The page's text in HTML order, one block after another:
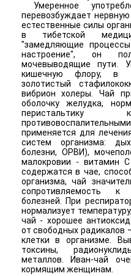
Умеренное
перевозбуждает
естественные силы
в тибетской
"замедляющие
настроение", он
мочевыводящие пути.
кишечную флору, в
золотистый
вибрион холеры. Чай
оболочку желудка,
перистальтику
применяется для
систем организма:
болезни, ОРВИ),
малокровии - витамин
содержатся в чае,
организма, чай
сопротивляемость к
болезней. При
нормализует
чай - хорошее
от свободных радикалов
клетки в организме.
токсины,
металлов. Иван-чай
кормящим женщинам.